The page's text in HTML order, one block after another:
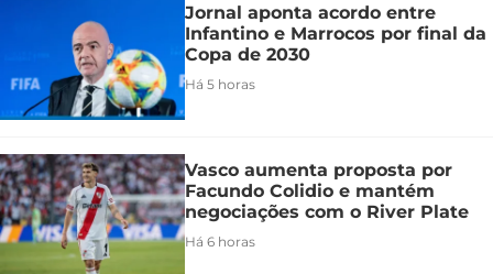
Jornal aponta acordo entre
Infantino e Marrocos por final da
Copa de 2030
Há 5 horas
Vasco aumenta proposta por
Facundo Colidio e mantém
negociações com o River Plate
Há 6 horas